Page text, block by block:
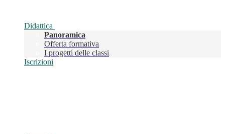
Didattica
Panoramica
Offerta formativa
I progetti delle classi
Iscrizioni